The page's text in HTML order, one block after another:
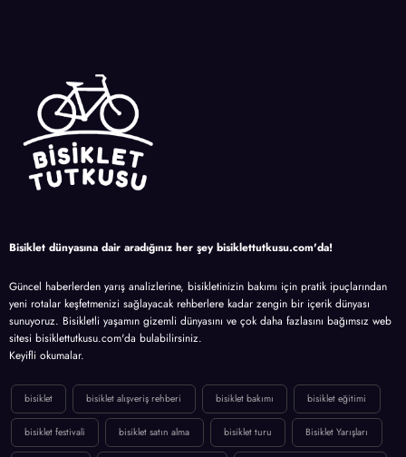
Bisiklet dünyasına dair aradığınız her şey bisiklettutkusu.com'da!
Güncel haberlerden yarış analizlerine, bisikletinizin bakımı için pratik ipuçlarından
yeni rotalar keşfetmenizi sağlayacak rehberlere kadar zengin bir içerik dünyası
sunuyoruz. Bisikletli yaşamın gizemli dünyasını ve çok daha fazlasını bağımsız web
sitesi bisiklettutkusu.com'da bulabilirsiniz.
Keyifli okumalar.
bisiklet bisiklet alışveriş rehberi bisiklet bakımı bisiklet eğitimi
bisiklet festivali bisiklet satın alma bisiklet turu Bisiklet Yarışları